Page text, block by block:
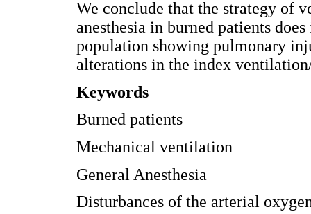
We conclude that the strategy of
anesthesia in burned patients
population showing pulmonary
alterations in the index
Keywords
Burned patients
Mechanical ventilation
General Anesthesia
Disturbances of the arterial